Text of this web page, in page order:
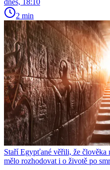
dnes, 18:10
2 min
Staří Egypťané věřili, že člověka
mělo rozhodovat i o životě po